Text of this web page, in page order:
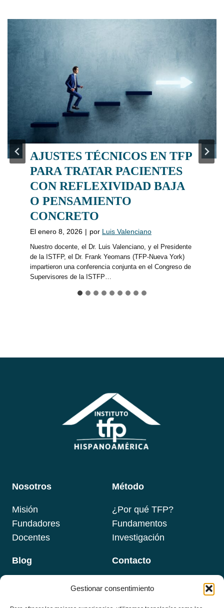
Gestionar consentimiento
AJUSTES TÉCNICOS EN TFP
PARA TRATAR PACIENTES
CON REFLEXIVIDAD BAJA
O PENSAMIENTO
CONCRETO
El enero 8, 2026 | por Luis Valenciano
Nuestro docente, el Dr. Luis Valenciano, y el Presidente
de la ISTFP, el Dr. Frank Yeomans (TFP-Nueva York)
impartieron una conferencia conjunta en el Congreso de
Supervisores de la ISTFP…
Nosotros
Misión
Fundadores
Docentes
Blog
Método
¿Por qué TFP?
Fundamentos
Investigación
Contacto